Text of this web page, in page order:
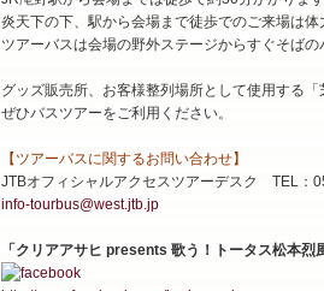
炎天下の下、駅から会場まで徒歩でのご来場は体
ツアーバスは会場の野外ステージからすぐそばの
グッズ販売所、お客様整列場所として使用する
ぜひバスツアーをご利用ください。
【ツアーバスに関するお問い合わせ】
JTBオフィシャルアクセスツアーデスク TEL：
info-tourbus@west.jtb.jp
「クリアアサヒ presents 歌う！トータス松本